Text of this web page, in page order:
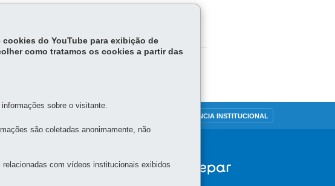
TRANSPARÊNCIA INSTITUCIONAL
do YouTube para exibição de
como tratamos os cookies a partir das
sobre o visitante.
são coletadas anonimamente, não
com vídeos institucionais exibidos